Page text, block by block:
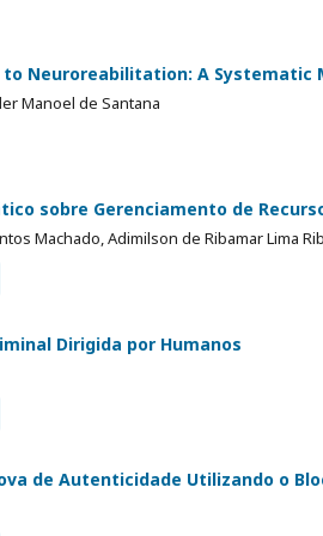
to Neuroreabilitation: A Systematic
Manoel de Santana
sobre Gerenciamento de
Machado, Adimilson de Ribamar Lima
Dirigida por Humanos
de Autenticidade Utilizando o